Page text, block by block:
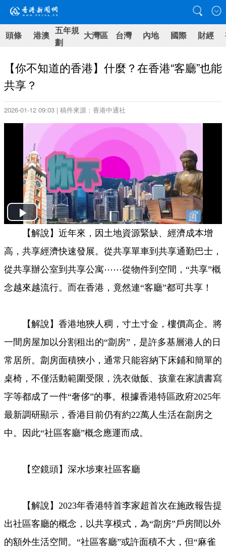
頭條 港澳 五年規
劃
大灣區 台灣 內地 國際 財經
【你不知道的香港】什麼？在香港“客廳”也能
共享？
2026-01-12 09:03 | 稿件來源：香港中通社
Play
Video
【解說】近年來，因土地資源緊缺、經濟成本增
高，共享經濟快速發展。從共享單車到共享通勤巴士，
從共享辦公室到共享公寓⋯⋯從物件到空間，“共享”概
念越來越流行。而在香港，竟然連“客廳”都可共享！
【解說】香港地狹人稠，寸土寸金，樓價高企。將
一間房屋加以分割租出的“劏房”，是許多基層港人的日
常居所。劏房面積狹小，通常只能容納下床鋪和簡單的
桌椅，不僅活動範圍受限，洗衣做飯、孩童在家讀書寫
字等都成了一件“奢侈”的事。根據香港特區政府2025年
最新調研顯示，香港目前仍有約22萬人生活在劏房之
中。因此“社區客廳”概念應運而成。
【空鏡頭】深水埗東社區客廳
【解說】2023年香港特首李家超首次在施政報告提
出社區客廳的概念，以共享模式，為“劏房”戶房間以外
的額外生活空間。“社區客廳”或許面積不大，但“麻雀